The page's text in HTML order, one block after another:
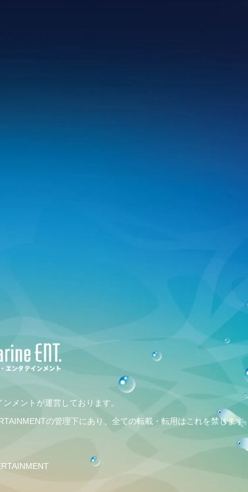
メントが運営しております。
の管理下にあり、全ての転載・転用はこれを禁じます。